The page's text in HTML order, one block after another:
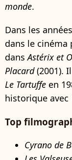
monde.
Dans les
dans le cinéma
dansAstérix et
Placard(2001).
Le Tartuffe en
historique avec
Top
Cyrano de